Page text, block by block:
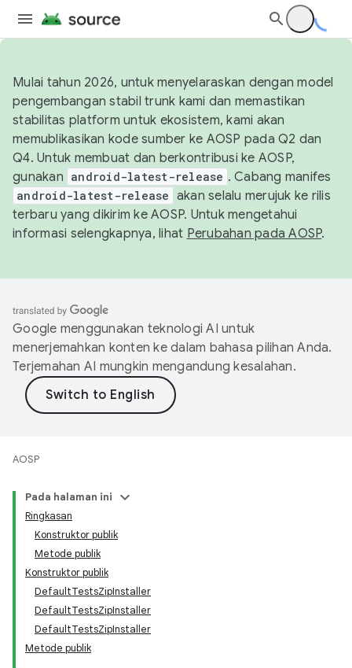
Mulai tahun 2026, untuk menyelaraskan dengan model
pengembangan stabil trunk kami dan memastikan
stabilitas platform untuk ekosistem, kami akan
memublikasikan kode sumber ke AOSP pada Q2 dan
Q4. Untuk membuat dan berkontribusi ke AOSP,
gunakan android-latest-release . Cabang manifes
android-latest-release akan selalu merujuk ke rilis
terbaru yang dikirim ke AOSP. Untuk mengetahui
informasi selengkapnya, lihat Perubahan pada AOSP.
Google menggunakan teknologi AI untuk
menerjemahkan konten ke dalam bahasa pilihan Anda.
Terjemahan AI mungkin mengandung kesalahan.
AOSP
Pada halaman ini
Ringkasan
Konstruktor publik
Metode publik
Konstruktor publik
DefaultTestsZipInstaller
DefaultTestsZipInstaller
DefaultTestsZipInstaller
Metode publik